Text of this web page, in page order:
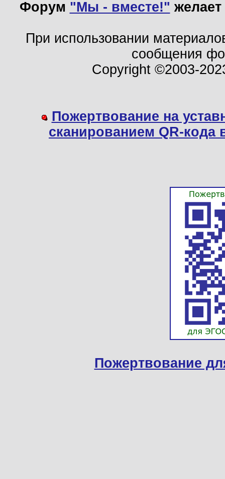
Форум "Мы - вместе!"
При использовании
сообщения
Copyright ©2003-
Пожертвование на
сканированием QR-
Пожертвование